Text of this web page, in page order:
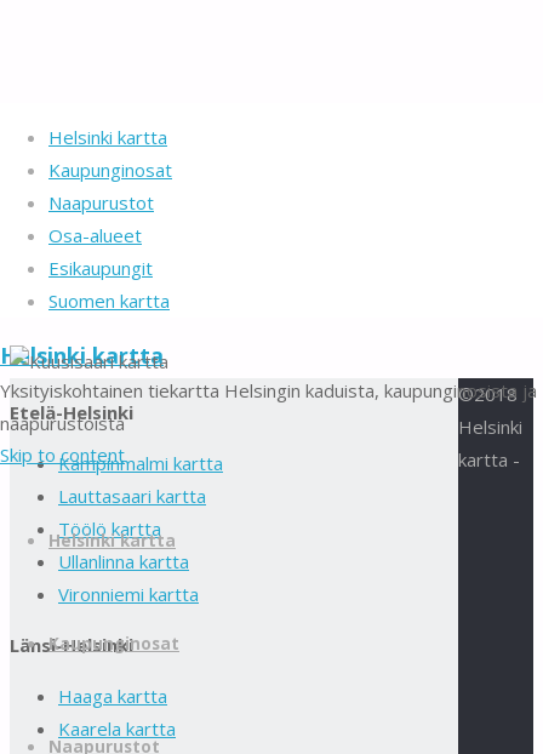
Helsinki kartta
Kaupunginosat
Naapurustot
Osa-alueet
Esikaupungit
Suomen kartta
Helsinki kartta
Yksityiskohtainen tiekartta Helsingin kaduista, kaupunginosista ja
naapurustoista
Skip to content
Helsinki kartta
Kaupunginosat
Naapurustot
Kuusisaari
kartta
+
Etelä-Helsinki
Kampinmalmi kartta
Lauttasaari kartta
Töölö kartta
Ullanlinna kartta
Vironniemi kartta
Länsi-Helsinki
Haaga kartta
Kaarela kartta
©2018
Helsinki
kartta -